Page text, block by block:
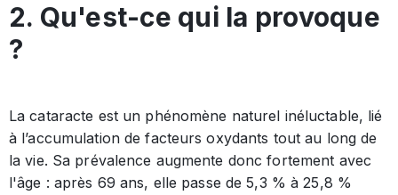
2. Qu'est-ce qui la provoque
?
La cataracte est un phénomène naturel inéluctable, lié
à l’accumulation de facteurs oxydants tout au long de
la vie. Sa prévalence augmente donc fortement avec
l'âge : après 69 ans, elle passe de 5,3 % à 25,8 %